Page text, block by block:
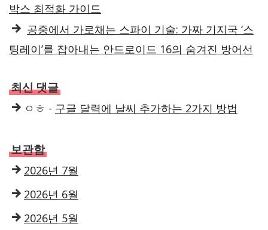
박스 최적화 가이드
공중에서 가로채는 스파이 기술: 가짜 기지국 ‘스
팅레이’를 잡아내는 안드로이드 16의 숨겨진 방어선
최신 댓글
ㅇㅎ - 구글 달력에 날씨 추가하는 2가지 방법
보관함
2026년 7월
2026년 6월
2026년 5월